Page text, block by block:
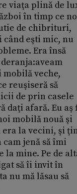
viaţa plină de
în timp ce
de chibrituri,
eşti mic, nu
Era însă
veche,
reuşiseră să
de prin casele
daţi afară. Eu aş
mobilă nouă şi
era la vecini, şi
jenă să îmi
mine. Pe de
să îi invit în
nu mă lăsau să